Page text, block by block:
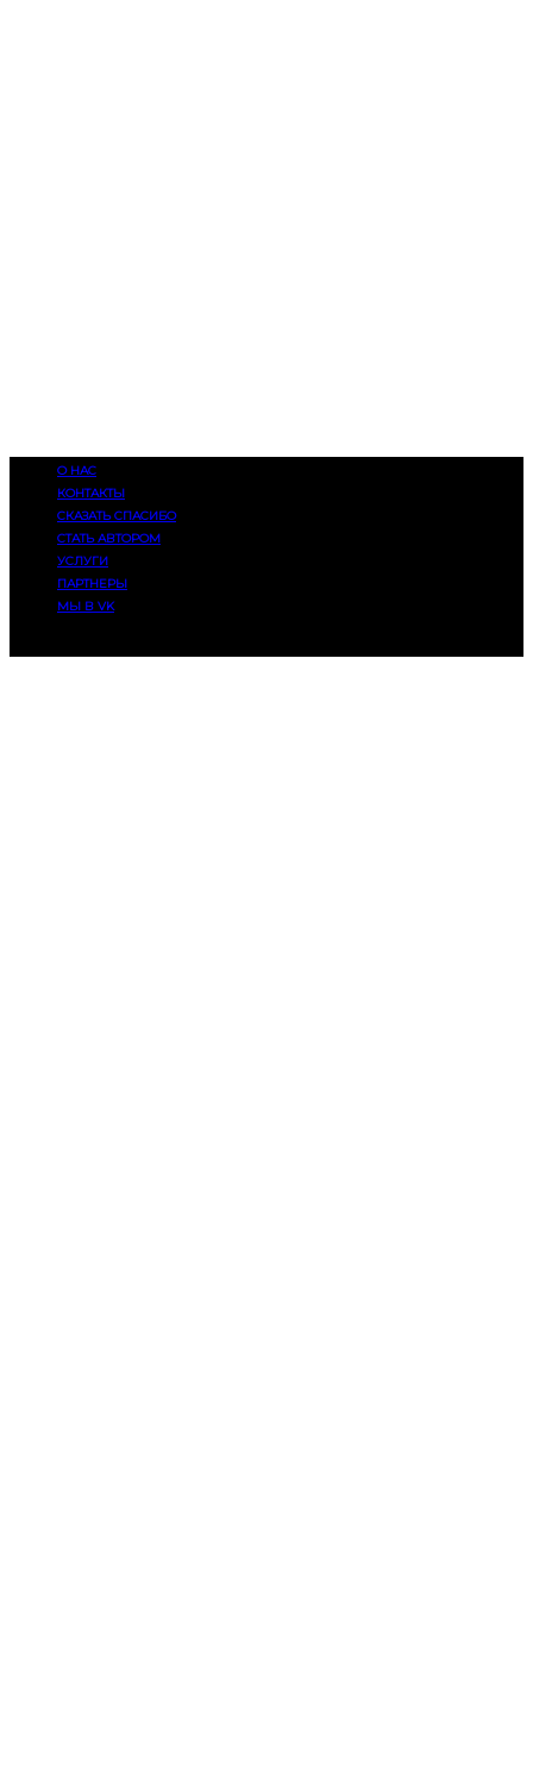
О НАС
КОНТАКТЫ
СКАЗАТЬ СПАСИБО
СТАТЬ АВТОРОМ
УСЛУГИ
ПАРТНЕРЫ
МЫ В VK